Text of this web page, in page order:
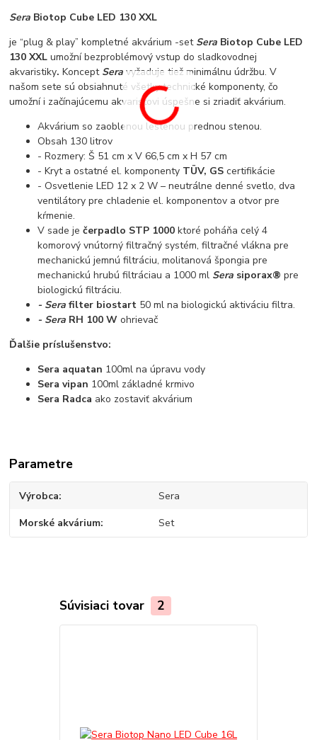
Sera Biotop Cube LED 130 XXL
je “plug & play” kompletné akvárium -set Sera Biotop Cube LED
130 XXLumožní bezproblémový vstup do sladkovodnej
akvaristiky.Koncept Sera vyžaduje tiež minimálnu údržbu. V
našom sete sú obsiahnuté všetky technické komponenty, čo
umožní i začínajúcemu akvaristovi úspešne si zriadiť akvárium.
Akvárium so zaoblenou leštenou prednou stenou.
Obsah 130 litrov
- Rozmery: Š 51 cm x V 66,5 cm x H 57 cm
- Kryt a ostatné el. komponenty TÜV, GS certifikácie
- Osvetlenie LED 12 x 2 W – neutrálne denné svetlo, dva
ventilátory pre chladenie el. komponentov a otvor pre
kŕmenie.
V sade ječerpadlo STP 1000 ktoré poháňa celý 4
komorový vnútorný filtračný systém, filtračné vlákna pre
mechanickú jemnú filtráciu, molitanová špongia pre
mechanickú hrubú filtráciau a 1000 ml Sera siporax® pre
biologickú filtráciu.
- Sera filter biostart 50 ml na biologickú aktiváciu filtra.
- Sera RH 100 Wohrievač
Ďalšie príslušenstvo:
Sera aquatan 100ml na úpravu vody
Sera vipan 100ml základné krmivo
Sera Radca ako zostaviť akvárium
Parametre
Výrobca Sera
Morské akvárium Set
Súvisiaci tovar 2